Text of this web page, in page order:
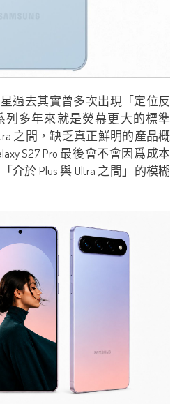
過去其實曾多次出現「定位反
列多年來就是熒幕更大的標準
之間，缺乏真正鮮明的產品概
S27 Pro 最後會不會因爲成本
介於 Plus 與 Ultra 之間」的模糊